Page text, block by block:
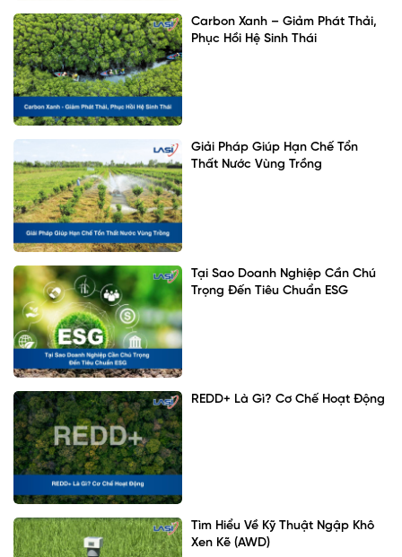
Carbon Xanh – Giảm Phát Thải,
Phục Hồi Hệ Sinh Thái
Giải Pháp Giúp Hạn Chế Tổn
Thất Nước Vùng Trồng
Tại Sao Doanh Nghiệp Cần Chú
Trọng Đến Tiêu Chuẩn ESG
REDD+ Là Gì? Cơ Chế Hoạt Động
Tìm Hiểu Về Kỹ Thuật Ngập Khô
Xen Kẽ (AWD)